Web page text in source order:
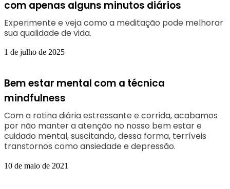
com apenas alguns minutos diários
Experimente e veja como a meditação pode melhorar
sua qualidade de vida.
1 de julho de 2025
Bem estar mental com a técnica
mindfulness
Com a rotina diária estressante e corrida, acabamos
por não manter a atenção no nosso bem estar e
cuidado mental, suscitando, dessa forma, terríveis
transtornos como ansiedade e depressão.
10 de maio de 2021